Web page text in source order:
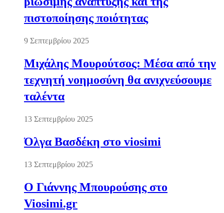
πιστοποίησης ποιότητας
9 Σεπτεμβρίου 2025
Μιχάλης Μουρούτσος: Μέσα από την
τεχνητή νοημοσύνη θα ανιχνεύσουμε
ταλέντα
13 Σεπτεμβρίου 2025
Όλγα Βασδέκη στο viosimi
13 Σεπτεμβρίου 2025
Ο Γιάννης Μπουρούσης στο
Viosimi.gr